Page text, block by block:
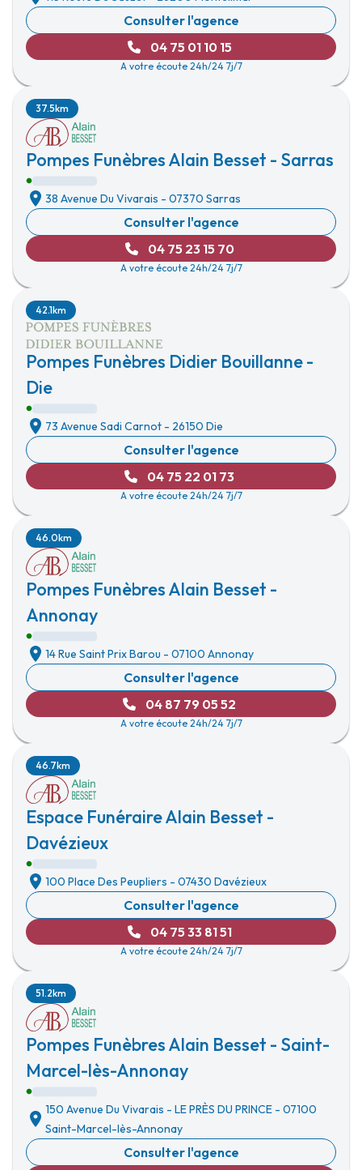
Consulter l'agence
04 75 01 10 15
A votre écoute 24h/24 7j/7
Pompes Funèbres Alain Besset - Sarras
37.5km
38 Avenue Du Vivarais - 07370 Sarras
Consulter l'agence
04 75 23 15 70
A votre écoute 24h/24 7j/7
Pompes Funèbres Didier Bouillanne -
Die
42.1km
73 Avenue Sadi Carnot - 26150 Die
Consulter l'agence
04 75 22 01 73
A votre écoute 24h/24 7j/7
Pompes Funèbres Alain Besset -
Annonay
46.0km
14 Rue Saint Prix Barou - 07100 Annonay
Consulter l'agence
04 87 79 05 52
A votre écoute 24h/24 7j/7
Espace Funéraire Alain Besset -
Davézieux
46.7km
100 Place Des Peupliers - 07430 Davézieux
Consulter l'agence
04 75 33 81 51
A votre écoute 24h/24 7j/7
Pompes Funèbres Alain Besset - Saint-
Marcel-lès-Annonay
51.2km
150 Avenue Du Vivarais - LE PRÈS DU PRINCE - 07100
Saint-Marcel-lès-Annonay
Consulter l'agence